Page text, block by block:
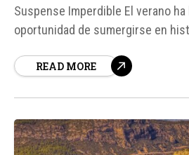
Suspense Imperdible El verano
oportunidad de sumergirse en
sus novelas y series de suspense,
READ MORE